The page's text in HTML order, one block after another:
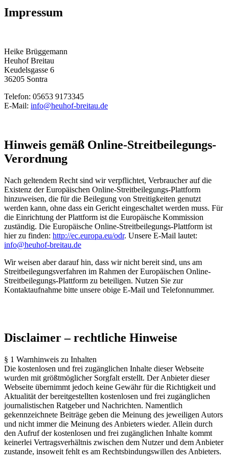
Impressum
Heike Brüggemann
Heuhof Breitau
Keudelsgasse 6
36205 Sontra
Telefon: 05653 9173345
E-Mail: info@heuhof-breitau.de
Hinweis gemäß Online-Streitbeilegungs-
Verordnung
Nach geltendem Recht sind wir verpflichtet, Verbraucher auf die
Existenz der Europäischen Online-Streitbeilegungs-Plattform
hinzuweisen, die für die Beilegung von Streitigkeiten genutzt
werden kann, ohne dass ein Gericht eingeschaltet werden muss. Für
die Einrichtung der Plattform ist die Europäische Kommission
zuständig. Die Europäische Online-Streitbeilegungs-Plattform ist
hier zu finden: http://ec.europa.eu/odr. Unsere E-Mail lautet:
info@heuhof-breitau.de
Wir weisen aber darauf hin, dass wir nicht bereit sind, uns am
Streitbeilegungsverfahren im Rahmen der Europäischen Online-
Streitbeilegungs-Plattform zu beteiligen. Nutzen Sie zur
Kontaktaufnahme bitte unsere obige E-Mail und Telefonnummer.
Disclaimer – rechtliche Hinweise
§ 1 Warnhinweis zu Inhalten
Die kostenlosen und frei zugänglichen Inhalte dieser Webseite
wurden mit größtmöglicher Sorgfalt erstellt. Der Anbieter dieser
Webseite übernimmt jedoch keine Gewähr für die Richtigkeit und
Aktualität der bereitgestellten kostenlosen und frei zugänglichen
journalistischen Ratgeber und Nachrichten. Namentlich
gekennzeichnete Beiträge geben die Meinung des jeweiligen Autors
und nicht immer die Meinung des Anbieters wieder. Allein durch
den Aufruf der kostenlosen und frei zugänglichen Inhalte kommt
keinerlei Vertragsverhältnis zwischen dem Nutzer und dem Anbieter
zustande, insoweit fehlt es am Rechtsbindungswillen des Anbieters.